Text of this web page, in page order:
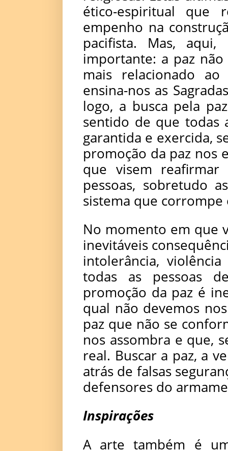
ético-espiritual que
empenho na
pacifista. Mas,
importante: a paz
mais relacionado
ensina-nos as
logo, a busca pela
sentido de que todas
garantida e exercida,
promoção da paz nos
que visem
pessoas, sobretudo
sistema que corrompe
No momento em que
inevitáveis
intolerância,
todas as pessoas
promoção da paz é
qual não devemos
paz que não se
nos assombra e que,
real. Buscar a paz, a
atrás de falsas
defensores do
Inspirações
A arte também é